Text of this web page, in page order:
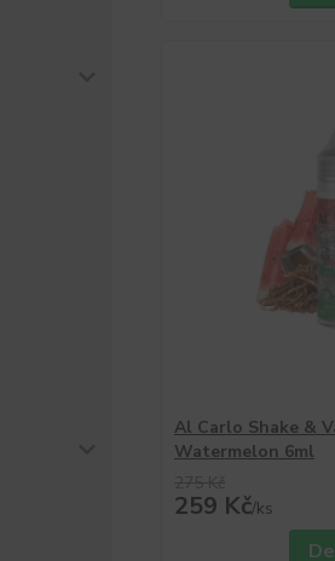
Al Carlo Shake &
Watermelon 6ml
259 Kč/ks